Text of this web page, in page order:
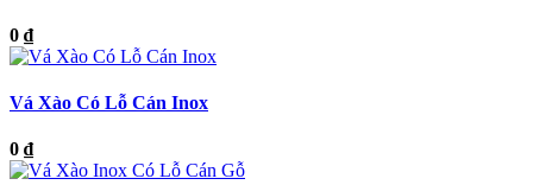
0 ₫
Vá Xào Có Lỗ Cán Inox
0 ₫